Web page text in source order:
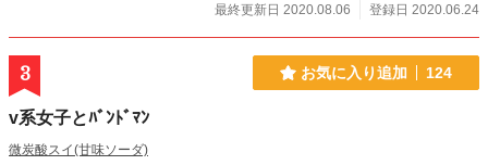
最終更新日 2020.08.06
登録日 2020.06.24
3 お気に入り追加 124
v系女子とﾊﾞﾝﾄﾞﾏﾝ
微炭酸スイ(甘味ソーダ)